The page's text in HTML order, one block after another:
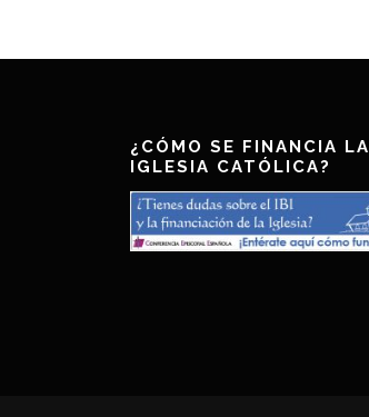
¿CÓMO SE FINANCIA LA
IGLESIA CATÓLICA?